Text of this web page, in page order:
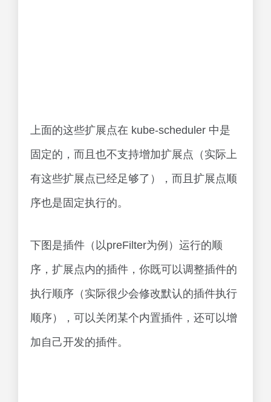
上面的这些扩展点在 kube-scheduler 中是
固定的，而且也不支持增加扩展点（实际上
有这些扩展点已经足够了），而且扩展点顺
序也是固定执行的。
下图是插件（以preFilter为例）运行的顺
序，扩展点内的插件，你既可以调整插件的
执行顺序（实际很少会修改默认的插件执行
顺序），可以关闭某个内置插件，还可以增
加自己开发的插件。